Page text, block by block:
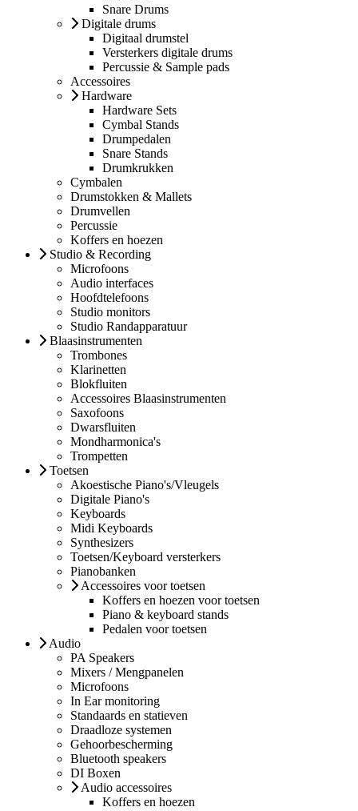
Snare Drums
Digitale drums
Digitaal drumstel
Versterkers digitale drums
Percussie & Sample pads
Accessoires
Hardware
Hardware Sets
Cymbal Stands
Drumpedalen
Snare Stands
Drumkrukken
Cymbalen
Drumstokken & Mallets
Drumvellen
Percussie
Koffers en hoezen
Studio & Recording
Microfoons
Audio interfaces
Hoofdtelefoons
Studio monitors
Studio Randapparatuur
Blaasinstrumenten
Trombones
Klarinetten
Blokfluiten
Accessoires Blaasinstrumenten
Saxofoons
Dwarsfluiten
Mondharmonica's
Trompetten
Toetsen
Akoestische Piano's/Vleugels
Digitale Piano's
Keyboards
Midi Keyboards
Synthesizers
Toetsen/Keyboard versterkers
Pianobanken
Accessoires voor toetsen
Koffers en hoezen voor toetsen
Piano & keyboard stands
Pedalen voor toetsen
Audio
PA Speakers
Mixers / Mengpanelen
Microfoons
In Ear monitoring
Standaards en statieven
Draadloze systemen
Gehoorbescherming
Bluetooth speakers
DI Boxen
Audio accessoires
Koffers en hoezen